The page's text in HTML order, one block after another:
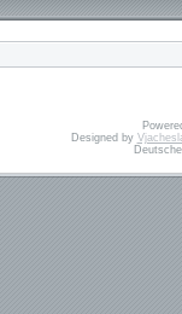
Designed by